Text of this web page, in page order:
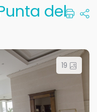
del
19